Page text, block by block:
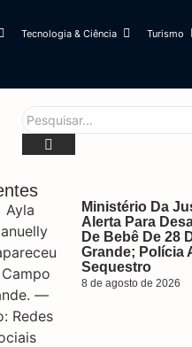
Tecnologia & Ciência Turismo
Ministério Da
Alerta Para
De Bebê De 28
Grande; Polícia
Sequestro
8 de agosto de 2026